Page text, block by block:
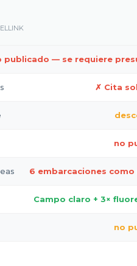
publicado — se requiere
✗ Cita
no
6 embarcaciones como
Campo claro + 3×
no